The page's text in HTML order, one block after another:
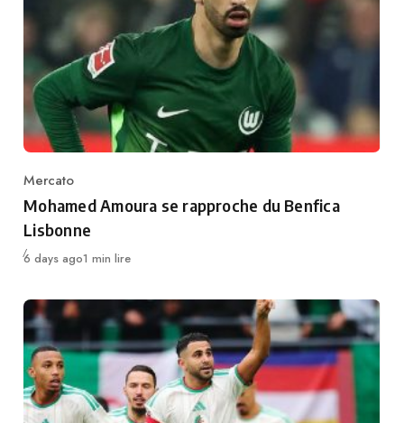
Category
Mercato
Mohamed Amoura se rapproche du Benfica
Lisbonne
Publié
6 days ago1 min lire